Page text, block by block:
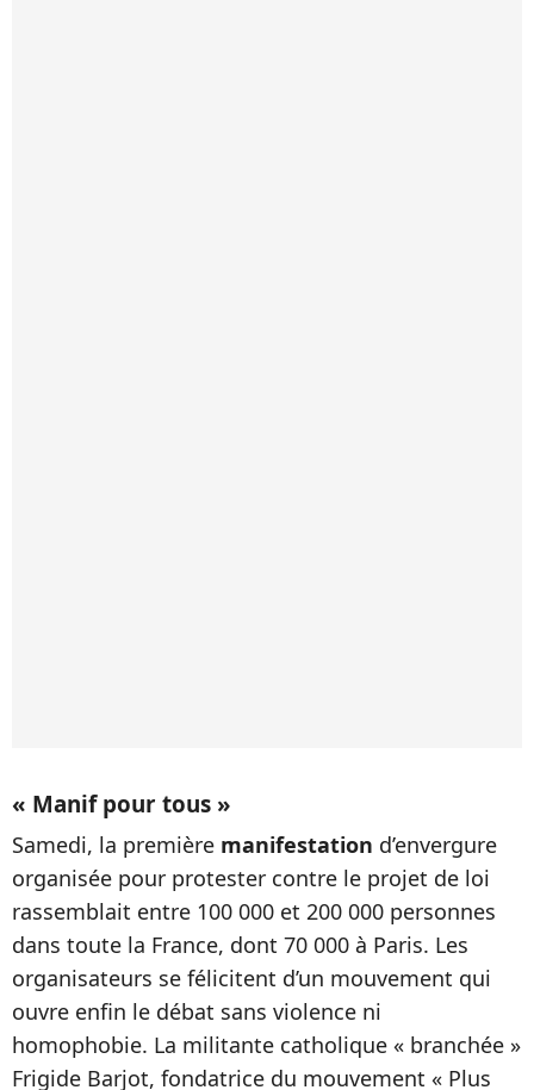
« Manif pour tous »
Samedi, la première manifestation d’envergure
organisée pour protester contre le projet de loi
rassemblait entre 100 000 et 200 000 personnes
dans toute la France, dont 70 000 à Paris. Les
organisateurs se félicitent d’un mouvement qui
ouvre enfin le débat sans violence ni
homophobie. La militante catholique « branchée »
Frigide Barjot, fondatrice du mouvement « Plus